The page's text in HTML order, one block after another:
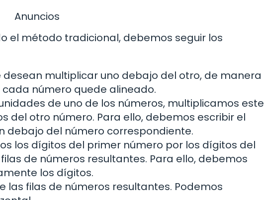
Anuncios
el método tradicional, debemos seguir los
multiplicar uno debajo del otro, de manera
número quede alineado.
de uno de los números, multiplicamos este
del otro número. Para ello, debemos escribir el
debajo del número correspondiente.
los dígitos del primer número por los dígitos del
de números resultantes. Para ello, debemos
los dígitos.
las filas de números resultantes. Podemos